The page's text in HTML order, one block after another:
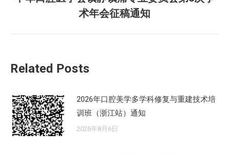
章：
未
来
的
术年会征稿通知
Related Posts
2026年口腔美学多学科修复与重建技术培
训班（浙江站）通知
2026年8月6日